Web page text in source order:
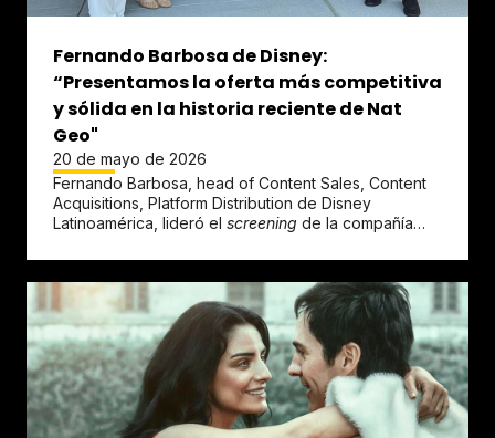
Fernando Barbosa de Disney:
“Presentamos la oferta más competitiva
y sólida en la historia reciente de Nat
Geo"
20 de mayo de 2026
Fernando Barbosa, head of Content Sales, Content
Acquisitions, Platform Distribution de Disney
Latinoamérica, lideró el screening de la compañía